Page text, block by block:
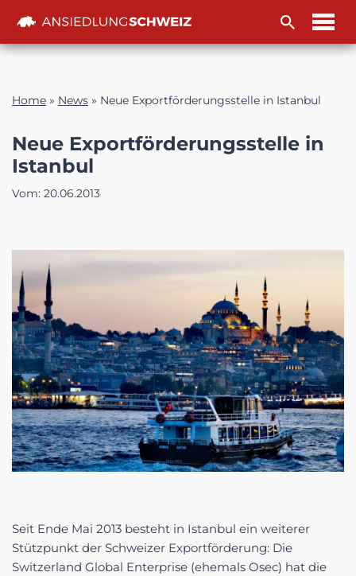
Zum
Home » News » Neue Exportförderungsstelle in Istanbul
Neue Exportförderungsstelle in
Istanbul
Vom: 20.06.2013
Seit Ende Mai 2013 besteht in Istanbul ein weiterer
Stützpunkt der Schweizer Exportförderung: Die
Switzerland Global Enterprise (ehemals Osec) hat die